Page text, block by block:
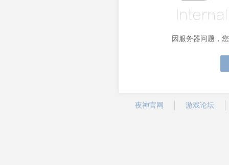
因服务器问题，
夜神官网 游戏论坛